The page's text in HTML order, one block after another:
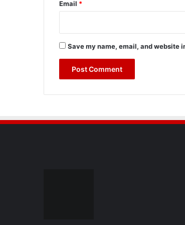
Email *
Save my name, email, and website